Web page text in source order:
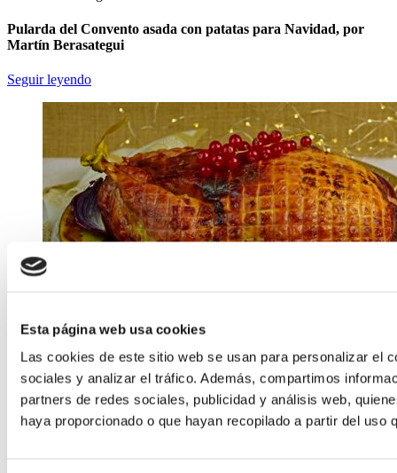
Esta página web usa cookies
Las cookies de este sitio web se usan para personalizar el
sociales y analizar el tráfico. Además, compartimos
partners de redes sociales, publicidad y análisis web,
haya proporcionado o que hayan recopilado a partir del uso
Pularda del Convento asada con patatas para Navidad, por
Martín Berasategui
Seguir leyendo